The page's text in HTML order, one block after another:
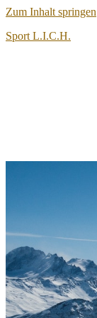
Zum Inhalt springen
Sport L.I.C.H.